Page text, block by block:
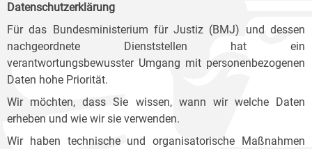
Datenschutzerklärung
Für das Bundesministerium für Justiz (BMJ) und dessen
nachgeordnete Dienststellen hat ein
verantwortungsbewusster Umgang mit personenbezogenen
Daten hohe Priorität.
Wir möchten, dass Sie wissen, wann wir welche Daten
erheben und wie wir sie verwenden.
Wir haben technische und organisatorische Maßnahmen